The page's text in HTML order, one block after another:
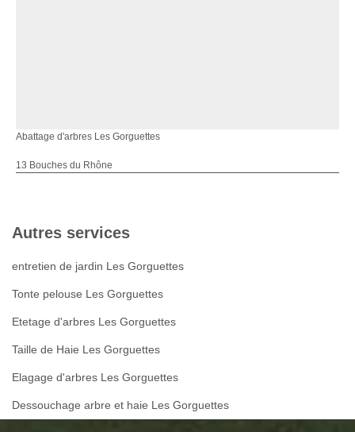
Abattage d'arbres Les Gorguettes
13 Bouches du Rhône
Autres services
entretien de jardin Les Gorguettes
Tonte pelouse Les Gorguettes
Etetage d'arbres Les Gorguettes
Taille de Haie Les Gorguettes
Elagage d'arbres Les Gorguettes
Dessouchage arbre et haie Les Gorguettes